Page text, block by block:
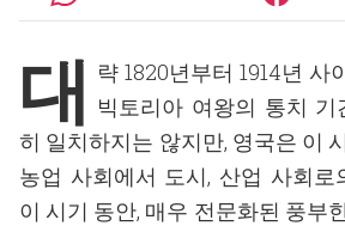
대 략 1820년부터 1914년
빅토리아 여왕의 통치 기
히 일치하지는 않지만, 영국은 이
농업 사회에서 도시, 산업 사회로
이 시기 동안, 매우 전문화된 풍부